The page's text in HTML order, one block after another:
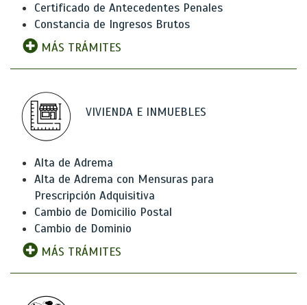
Certificado de Antecedentes Penales
Constancia de Ingresos Brutos
MÁS TRÁMITES
VIVIENDA E INMUEBLES
Alta de Adrema
Alta de Adrema con Mensuras para
Prescripción Adquisitiva
Cambio de Domicilio Postal
Cambio de Dominio
MÁS TRÁMITES